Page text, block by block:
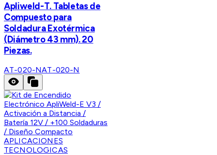
Apliweld-T. Tabletas de
Compuesto para
Soldadura Exotérmica
(Diámetro 43 mm). 20
Piezas.
AT-020-NAT-020-N
APLICACIONES
TECNOLOGICAS